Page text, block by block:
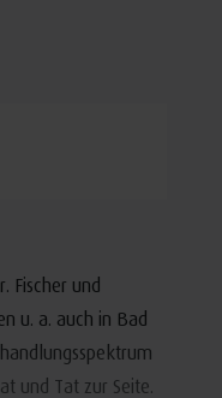
Fischer und
u. a. auch in Bad
und Tat zur Seite.